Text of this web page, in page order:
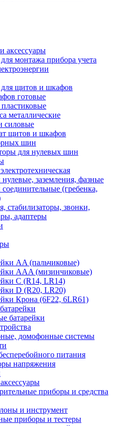
аксессуары
монтажа прибора учета
щитов и шкафов
готовые
металлические
силовые
щитов и шкафов
шин
для нулевых шин
заземления, фазные
(гребенка,
стабилизаторы, звонки,
адаптеры
AA (пальчиковые)
AAA (мизинчиковые)
C (R14, LR14)
D (R20, LR20)
Крона (6F22, 6LR61)
батарейки
домофонные системы
питания
напряжения
приборы и средства
и инструмент
приборы и тестеры